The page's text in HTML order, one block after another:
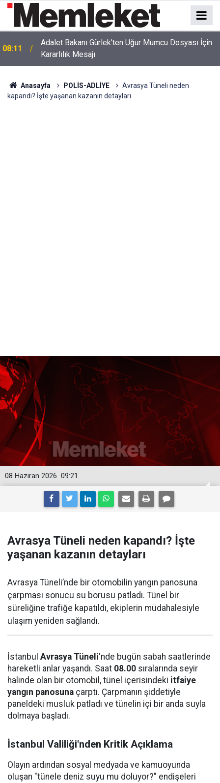
08:09
2026 TMO Fındık Alım Fiyatları Belli Oldu! İşte
Giresun ve Levant Kalite Fiyat Listesi
Anasayfa POLİS-ADLİYE
Avrasya Tüneli neden
kapandı? İşte yaşanan kazanın detayları
09:21
08 Haziran 2026
Avrasya Tüneli neden kapandı? İşte
yaşanan kazanın detayları
Avrasya Tüneli’nde bir otomobilin yangın panosuna
çarpması sonucu su borusu patladı. Tünel bir
süreliğine trafiğe kapatıldı, ekiplerin müdahalesiyle
ulaşım yeniden sağlandı.
İstanbul Avrasya Tüneli'nde bugün sabah saatlerinde
hareketli anlar yaşandı. Saat 08.00 sıralarında seyir
halinde olan bir otomobil, tünel içerisindeki itfaiye
yangın panosuna çarptı. Çarpmanın şiddetiyle
paneldeki musluk patladı ve tünelin içi bir anda suyla
dolmaya başladı.
İstanbul Valiliği'nden Kritik Açıklama
Olayın ardından sosyal medyada ve kamuoyunda
oluşan "tünele deniz suyu mu doluyor?" endişeleri